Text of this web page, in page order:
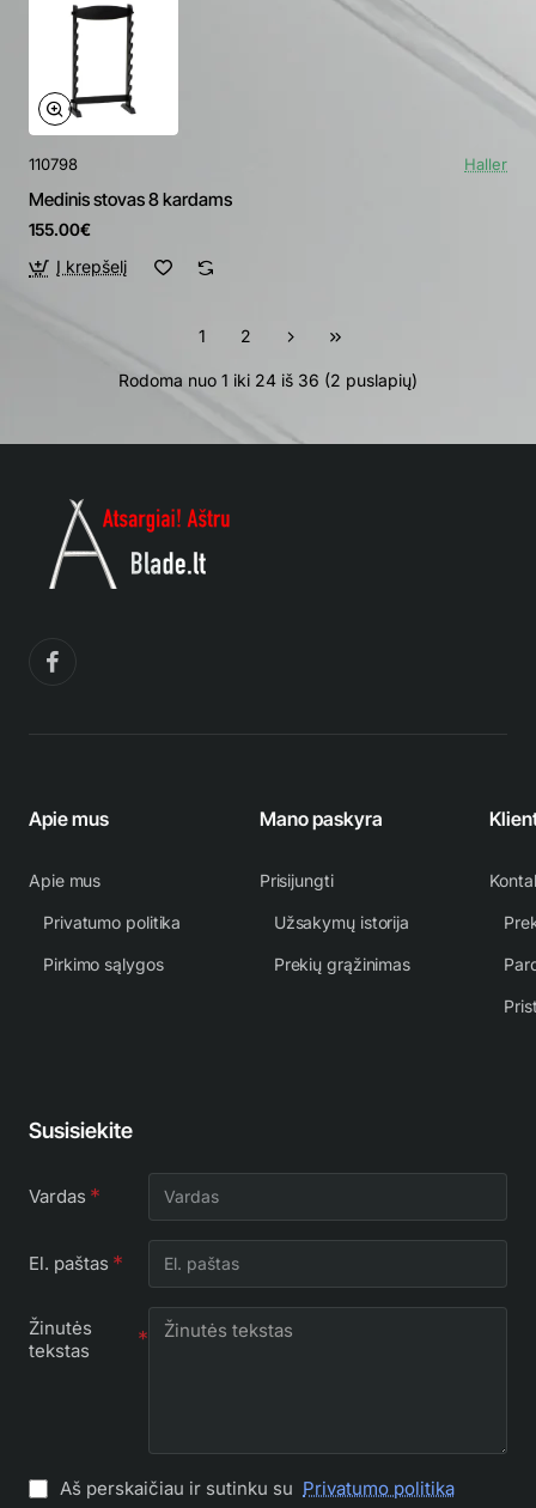
110798 Haller
Medinis stovas 8 kardams
155.00€
Į krepšelį
1 2
Rodoma nuo 1 iki 24 iš 36 (2 puslapių)
Apie mus
Apie mus
Privatumo politika
Pirkimo sąlygos
Mano paskyra
Prisijungti
Užsakymų istorija
Prekių grąžinimas
Susisiekite
Vardas
El. paštas
Žinutės
tekstas
Aš perskaičiau ir sutinku su Privatumo politika